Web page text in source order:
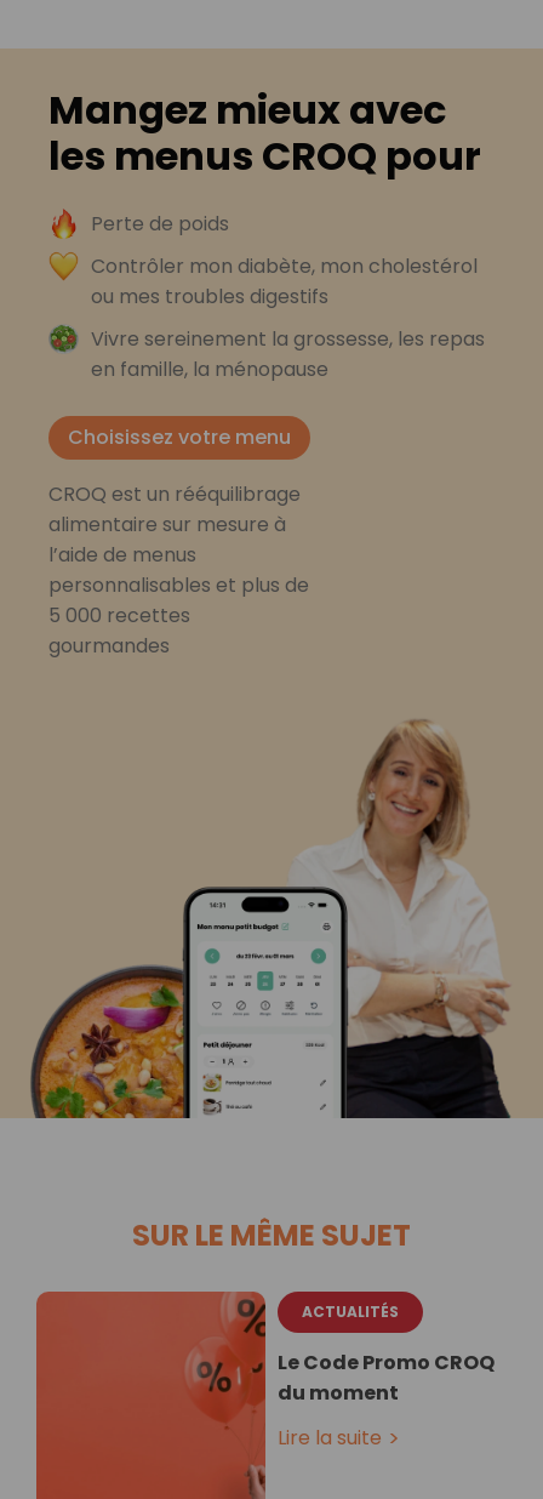
Mangez mieux avec
les menus CROQ pour
Perte de poids
Contrôler mon diabète, mon cholestérol
ou mes troubles digestifs
Vivre sereinement la grossesse, les repas
en famille, la ménopause
Choisissez votre menu
CROQ est un rééquilibrage
alimentaire sur mesure à
l’aide de menus
personnalisables et plus de
5 000 recettes
gourmandes
SUR LE MÊME SUJET
ACTUALITÉS
Le Code Promo CROQ
du moment
Lire la suite